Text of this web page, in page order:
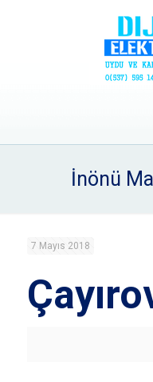
İnönü
7 Mayıs 2018